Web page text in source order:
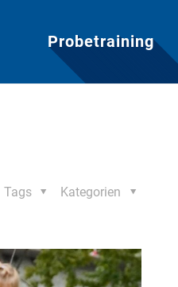
Probetraining
Kategorien
Tags